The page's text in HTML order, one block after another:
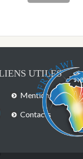
UTILES
Mentions légales
Contacts